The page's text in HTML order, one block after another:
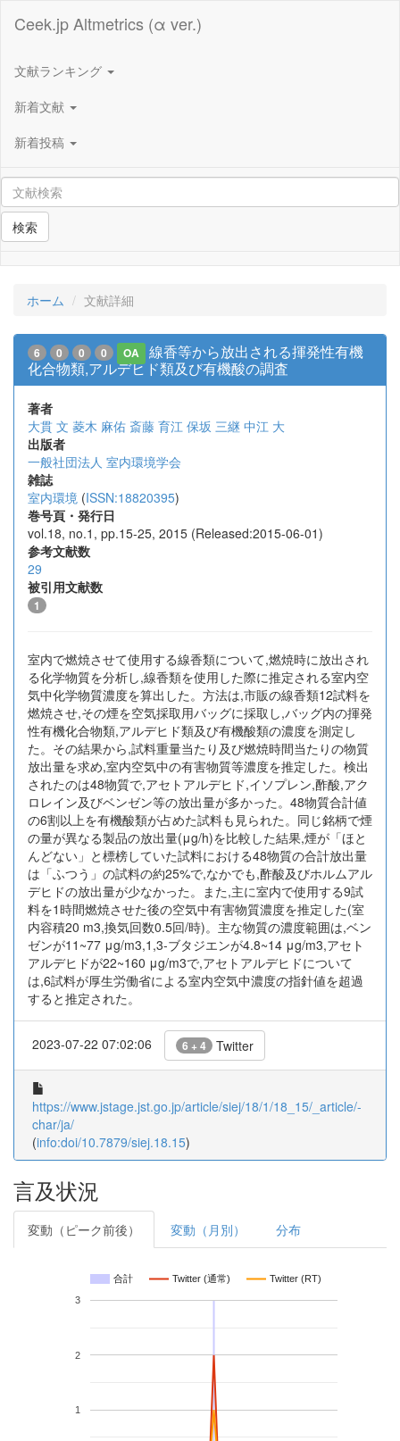
Ceek.jp Altmetrics (α ver.)
文献ランキング
新着文献
新着投稿
検索
ホーム 文献詳細
6 0 0 0 OA
線香等から放出される揮発性有機
化合物類,アルデヒド類及び有機酸の調査
著者
大貫 文 菱木 麻佑 斎藤 育江 保坂 三継 中江 大
出版者
一般社団法人 室内環境学会
雑誌
室内環境 (ISSN:18820395)
巻号頁・発行日
vol.18, no.1, pp.15-25, 2015 (Released:2015-06-01)
参考文献数
29
被引用文献数
1
室内で燃焼させて使用する線香類について,燃焼時に放出され
る化学物質を分析し,線香類を使用した際に推定される室内空
気中化学物質濃度を算出した。方法は,市販の線香類12試料を
燃焼させ,その煙を空気採取用バッグに採取し,バッグ内の揮発
性有機化合物類,アルデヒド類及び有機酸類の濃度を測定し
た。その結果から,試料重量当たり及び燃焼時間当たりの物質
放出量を求め,室内空気中の有害物質等濃度を推定した。検出
されたのは48物質で,アセトアルデヒド,イソプレン,酢酸,アク
ロレイン及びベンゼン等の放出量が多かった。48物質合計値
の6割以上を有機酸類が占めた試料も見られた。同じ銘柄で煙
の量が異なる製品の放出量(μg/h)を比較した結果,煙が「ほと
んどない」と標榜していた試料における48物質の合計放出量
は「ふつう」の試料の約25%で,なかでも,酢酸及びホルムアル
デヒドの放出量が少なかった。また,主に室内で使用する9試
料を1時間燃焼させた後の空気中有害物質濃度を推定した(室
内容積20 m3,換気回数0.5回/時)。主な物質の濃度範囲は,ベン
ゼンが11~77 μg/m3,1,3-ブタジエンが4.8~14 μg/m3,アセト
アルデヒドが22~160 μg/m3で,アセトアルデヒドについて
は,6試料が厚生労働省による室内空気中濃度の指針値を超過
すると推定された。
2023-07-22 07:02:06 6 + 4 Twitter
https://www.jstage.jst.go.jp/article/siej/18/1/18_15/_article/-
char/ja/
(info:doi/10.7879/siej.18.15)
言及状況
変動（ピーク前後） 変動（月別） 分布
合計 Twitter (通常) Twitter (RT)
1
2
3